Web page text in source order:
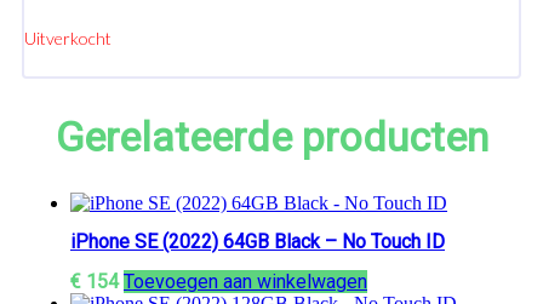
Uitverkocht
Gerelateerde producten
iPhone SE (2022) 64GB Black – No Touch ID
€ 154 Toevoegen aan winkelwagen